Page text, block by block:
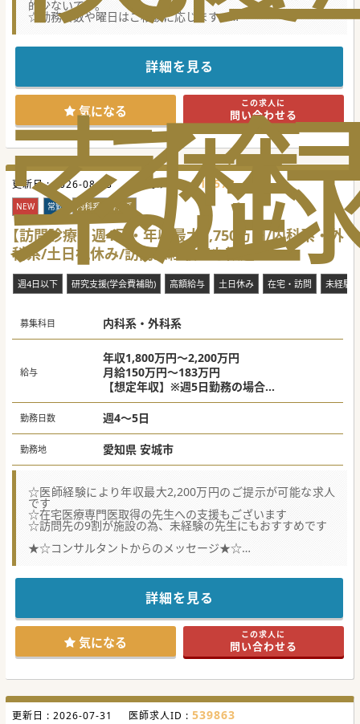
索
る
歴
的少ないです。
☆勤務日数や曜日はご相談に応じます。
約80年以上の歴史のある療養型病院にて常勤医師を募集して
訪問診療医の募集ですが外来を希望される方は相談可能で
す。
少しでもご興味のある先生はお早めにお問い合わせ下さい！
#秋入職可
詳細を見る
気になる この求人に
問い合わせる
更新日 :2026-08-03 医師求人ID :714573
NEW 常勤 内科系・外科系
【訪問診療】週4日・年収最大1,750万円/内科系・外
科系/土日祝休み/訪問未経験でも歓迎
週4日以下 研究支援(学会費補助) 高額給与 土日休み 在宅・訪問 未経験
募集科目 内科系・外科系
給与
年収1,800万円～2,200万円
月給150万円～183万円
【想定年収】※週5日勤務の場合
卒後10年目：年収1,800万円
卒後20年目：年収2,000万円
卒後30年目：年収2,200万円
勤務日数 週4～5日
勤務地 愛知県 安城市
☆医師経験により年収最大2,200万円のご提示が可能な求人
です
☆在宅医療専門医取得の先生への支援もございます
☆訪問先の9割が施設の為、未経験の先生にもおすすめです
★☆コンサルタントからのメッセージ★☆
愛知県内に2つの訪問診療クリニックを展開している医療法
増患による新規開院の為の常勤医師募集を行っております。
将来開業を目指している先生も歓迎しております。
ご興味お持ちいただけましたら、お気軽にお問合せくださ
い。
#秋入職可
詳細を見る
気になる この求人に
問い合わせる
更新日 : 2026-07-31 医師求人ID : 539863